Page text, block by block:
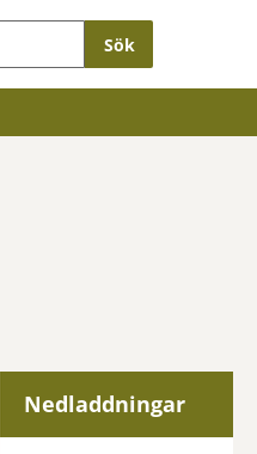
Nedladdningar